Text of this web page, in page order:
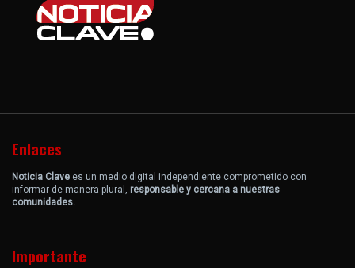
Enlaces
Noticia Clave es un medio digital independiente comprometido con
informar de manera plural, responsable y cercana a nuestras
comunidades.
Importante